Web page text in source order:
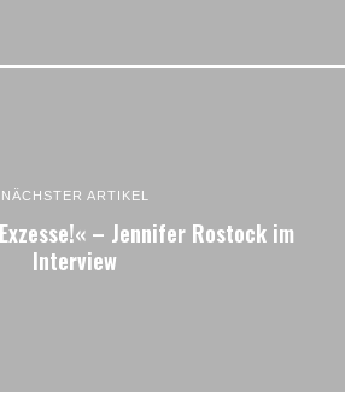
NÄCHSTER ARTIKEL
– Jennifer Rostock im
Interview